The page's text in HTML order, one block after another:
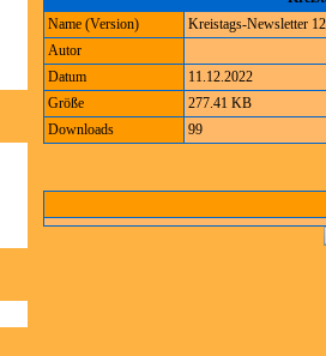
Name (Version)
Kreistags-Newsletter
Autor
Datum
11.12.2022
Größe
277.41 KB
Downloads
99